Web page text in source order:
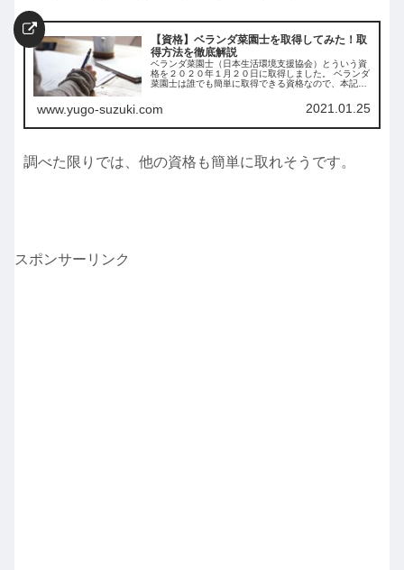
【資格】ベランダ菜園士を取得してみた！取
得方法を徹底解説
ベランダ菜園士（日本生活環境支援協会）とういう資
格を２０２０年１月２０日に取得しました。 ベランダ
菜園士は誰でも簡単に取得できる資格なので、本記事
す。 また、取得するまでにかかる費用と注意点も網
羅。
www.yugo-suzuki.com 2021.01.25
調べた限りでは、他の資格も簡単に取れそうです。
スポンサーリンク